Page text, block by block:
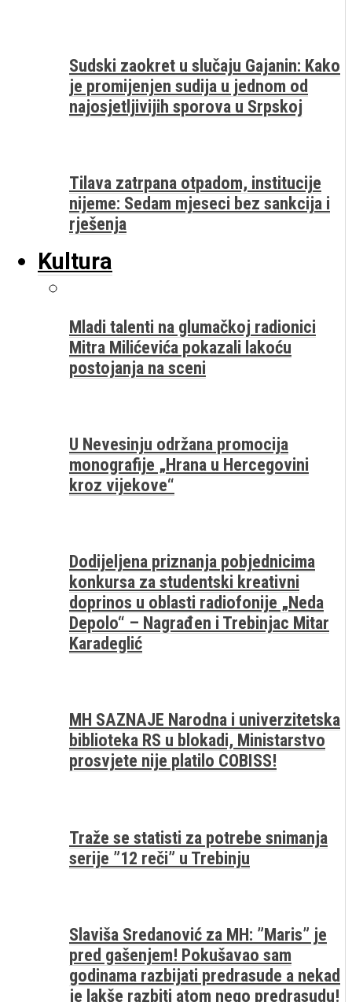
Sudski zaokret u slučaju Gajanin: Kako
je promijenjen sudija u jednom od
najosjetljivijih sporova u Srpskoj
Tilava zatrpana otpadom, institucije
nijeme: Sedam mjeseci bez sankcija i
rješenja
Kultura
Mladi talenti na glumačkoj radionici
Mitra Milićevića pokazali lakoću
postojanja na sceni
U Nevesinju održana promocija
monografije „Hrana u Hercegovini
kroz vijekove“
Dodijeljena priznanja pobjednicima
konkursa za studentski kreativni
doprinos u oblasti radiofonije „Neda
Depolo“ – Nagrađen i Trebinjac Mitar
Karadeglić
MH SAZNAJE Narodna i univerzitetska
biblioteka RS u blokadi, Ministarstvo
prosvjete nije platilo COBISS!
Traže se statisti za potrebe snimanja
serije ”12 reči” u Trebinju
Slaviša Sredanović za MH: ”Maris” je
pred gašenjem! Pokušavao sam
godinama razbijati predrasude a nekad
je lakše razbiti atom nego predrasudu!